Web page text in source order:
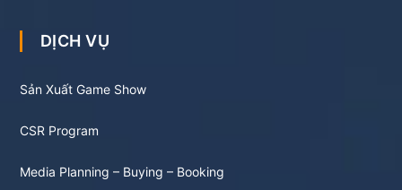
DỊCH VỤ
Sản Xuất Game Show
CSR Program
Media Planning – Buying – Booking